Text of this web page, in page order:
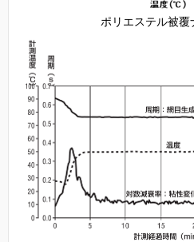
ポリエステル被覆